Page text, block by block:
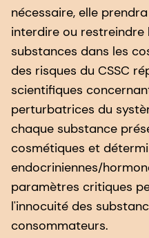
nécessaire, elle
interdire ou restreindre
substances dans les
des risques du CSSC
scientifiques
perturbatrices du
chaque substance
cosmétiques et
endocriniennes/
paramètres critiques
l'innocuité des
consommateurs.